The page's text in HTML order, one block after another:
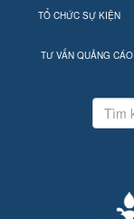
TỔ CHỨC SỰ KIỆN
TƯ VẤN QUẢNG CÁO